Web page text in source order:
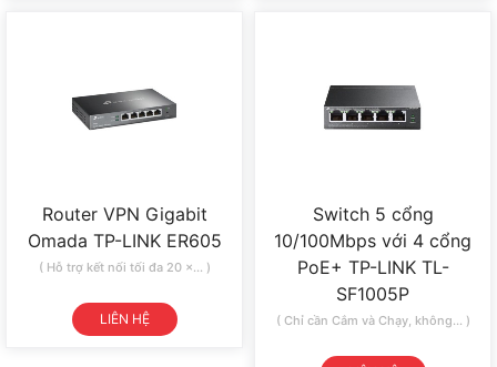
Router VPN Gigabit
Omada TP-LINK ER605
( Hỗ trợ kết nối tối đa 20 ×... )
LIÊN HỆ
Switch 5 cổng
10/100Mbps với 4 cổng
PoE+ TP-LINK TL-
SF1005P
( Chỉ cần Cắm và Chạy, không... )